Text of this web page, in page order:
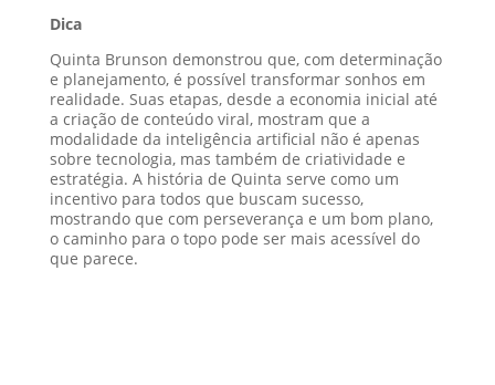
Dica
Quinta Brunson demonstrou que, com determinação
e planejamento, é possível transformar sonhos em
realidade. Suas etapas, desde a economia inicial até
a criação de conteúdo viral, mostram que a
modalidade da inteligência artificial não é apenas
sobre tecnologia, mas também de criatividade e
estratégia. A história de Quinta serve como um
incentivo para todos que buscam sucesso,
mostrando que com perseverança e um bom plano,
o caminho para o topo pode ser mais acessível do
que parece.